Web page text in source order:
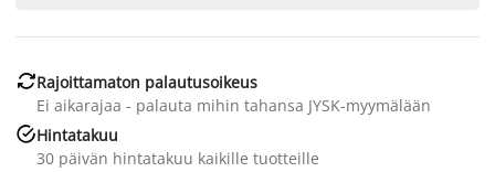
Rajoittamaton palautusoikeus
Ei aikarajaa - palauta mihin tahansa JYSK-myymälään
Hintatakuu
30 päivän hintatakuu kaikille tuotteille